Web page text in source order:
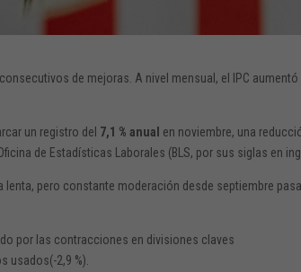
de mejoras. A nivel mensual, el IPC aumentó
un registro del 7,1 % anual en noviembre, una
de Estadísticas Laborales (BLS, por sus siglas en
pero constante moderación desde septiembre
por las contracciones en divisiones claves
usados(-2,9 %).